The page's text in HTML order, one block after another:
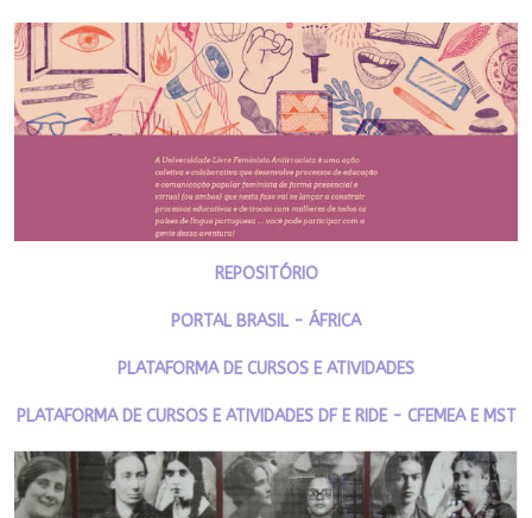
REPOSITÓRIO
PORTAL BRASIL - ÁFRICA
PLATAFORMA DE CURSOS E ATIVIDADES
PLATAFORMA DE CURSOS E ATIVIDADES DF E RIDE - CFEMEA E MST